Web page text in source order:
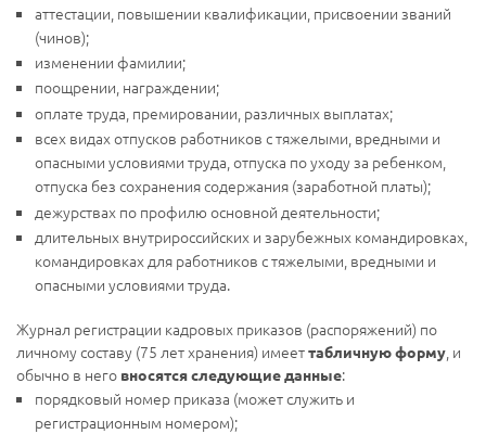
аттестации, повышении квалификации, присвоении званий
(чинов);
изменении фамилии;
поощрении, награждении;
оплате труда, премировании, различных выплатах;
всех видах отпусков работников с тяжелыми, вредными и
опасными условиями труда, отпуска по уходу за ребенком,
отпуска без сохранения содержания (заработной платы);
дежурствах по профилю основной деятельности;
длительных внутрироссийских и зарубежных командировках,
командировках для работников с тяжелыми, вредными и
опасными условиями труда.
Журнал регистрации кадровых приказов (распоряжений) по
личному составу (75 лет хранения) имееттабличную форму , и
обычно в него вносятся следующие данные:
порядковый номер приказа (может служить и
регистрационным номером);